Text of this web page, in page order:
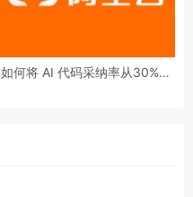
如何将 AI 代码采纳率从30%提